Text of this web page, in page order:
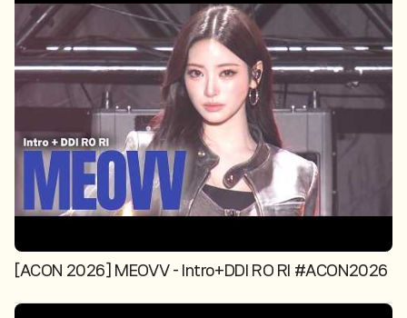
[ACON 2026] MEOVV - Intro+DDI RO RI #ACON2026